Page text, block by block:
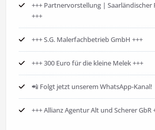
+++ Partnervorstellung | Saarländischer
+++
+++ S.G. Malerfachbetrieb GmbH +++
+++ 300 Euro für die kleine Melek +++
📲 Folgt jetzt unserem WhatsApp-Kanal!
+++ Allianz Agentur Alt und Scherer GbR